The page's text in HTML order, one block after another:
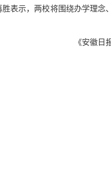
表示，两校将围绕办学理念
《安徽日